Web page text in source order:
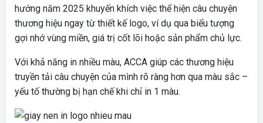
hướng năm 2025 khuyến khích việc thể hiện câu chuyện
thương hiệu ngay từ thiết kế logo, ví dụ qua biểu tượng
gợi nhớ vùng miền, giá trị cốt lõi hoặc sản phẩm chủ lực.
Với khả năng in nhiều màu, ACCA giúp các thương hiệu
truyền tải câu chuyện của mình rõ ràng hơn qua màu sắc –
yếu tố thường bị hạn chế khi chỉ in 1 màu.